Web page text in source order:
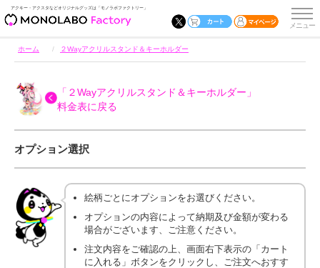
アクキー・アクスタなどオリジナルグッズは「モノラボファクトリー」
ホーム ２Wayアクリルスタンド＆キーホルダー
「２Wayアクリルスタンド＆キーホルダー」
料金表に戻る
オプション選択
絵柄ごとにオプションをお選びください。
オプションの内容によって納期及び金額が変わる
場合がございます、ご注意ください。
注文内容をご確認の上、画面右下表示の「カート
に入れる」ボタンをクリックし、ご注文へおすす